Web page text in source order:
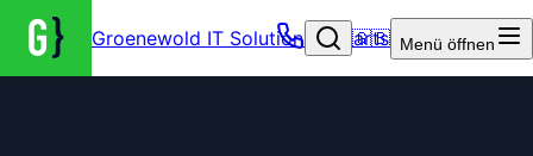
Groenewold IT Solutions – Startseite
🇬🇧 Menü öffnen